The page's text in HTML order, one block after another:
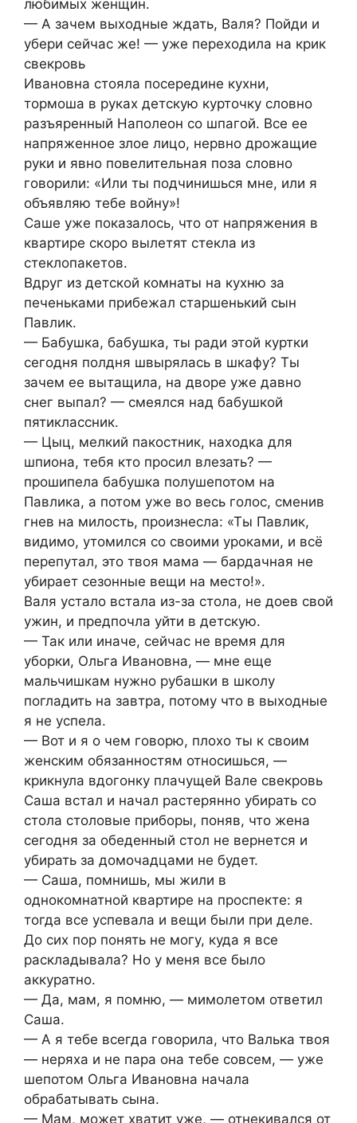
любимых женщин.
— А зачем выходные ждать, Валя? Пойди и
убери сейчас же! — уже переходила на крик
свекровь
Ивановна стояла посередине кухни,
тормоша в руках детскую курточку словно
разъяренный Наполеон со шпагой. Все ее
напряженное злое лицо, нервно дрожащие
руки и явно повелительная поза словно
говорили: «Или ты подчинишься мне, или я
объявляю тебе войну»!
Саше уже показалось, что от напряжения в
квартире скоро вылетят стекла из
стеклопакетов.
Вдруг из детской комнаты на кухню за
печеньками прибежал старшенький сын
Павлик.
— Бабушка, бабушка, ты ради этой куртки
сегодня полдня швырялась в шкафу? Ты
зачем ее вытащила, на дворе уже давно
снег выпал? — смеялся над бабушкой
пятиклассник.
— Цыц, мелкий пакостник, находка для
шпиона, тебя кто просил влезать? —
прошипела бабушка полушепотом на
Павлика, а потом уже во весь голос, сменив
гнев на милость, произнесла: «Ты Павлик,
видимо, утомился со своими уроками, и всё
перепутал, это твоя мама — бардачная не
убирает сезонные вещи на место!».
Валя устало встала из-за стола, не доев свой
ужин, и предпочла уйти в детскую.
— Так или иначе, сейчас не время для
уборки, Ольга Ивановна, — мне еще
мальчишкам нужно рубашки в школу
погладить на завтра, потому что в выходные
я не успела.
— Вот и я о чем говорю, плохо ты к своим
женским обязанностям относишься, —
крикнула вдогонку плачущей Вале свекровь
Саша встал и начал растерянно убирать со
стола столовые приборы, поняв, что жена
сегодня за обеденный стол не вернется и
убирать за домочадцами не будет.
— Саша, помнишь, мы жили в
однокомнатной квартире на проспекте: я
тогда все успевала и вещи были при деле.
До сих пор понять не могу, куда я все
раскладывала? Но у меня все было
аккуратно.
— Да, мам, я помню, — мимолетом ответил
Саша.
— А я тебе всегда говорила, что Валька твоя
— неряха и не пара она тебе совсем, — уже
шепотом Ольга Ивановна начала
обрабатывать сына.
— Мам, может хватит уже, — отнекивался от